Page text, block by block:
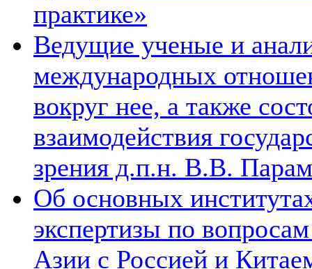
практике»
Ведущие ученые и
международных
вокруг нее, а также
взаимодействия
зрения д.п.н. В.В.
Об основных
экспертизы по
Азии с Россией и